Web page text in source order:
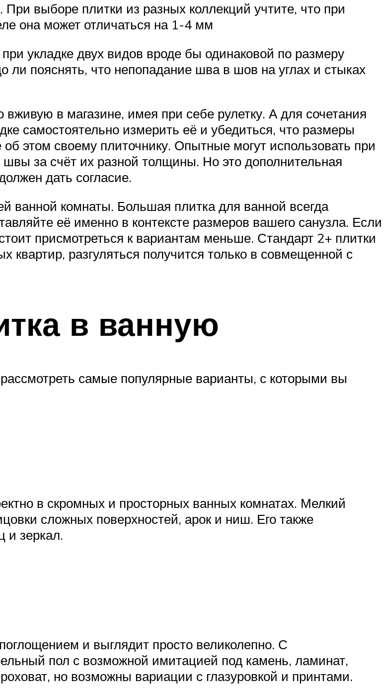
выборе плитки из разных коллекций учтите, что при
она может отличаться на 1-4 мм
укладке двух видов вроде бы одинаковой по размеру
ли пояснять, что непопадание шва в шов на углах и стыках
в магазине, имея при себе рулетку. А для сочетания
самостоятельно измерить её и убедиться, что размеры
этом своему плиточнику. Опытные могут использовать при
швы за счёт их разной толщины. Но это дополнительная
дать согласие.
ванной комнаты. Большая плитка для ванной всегда
её именно в контексте размеров вашего санузла. Если
присмотреться к вариантам меньше. Стандарт 2+ плитки
разгуляться получится только в совмещенной с
в ванную
самые популярные варианты, с которыми вы
в скромных и просторных ванных комнатах. Мелкий
сложных поверхностей, арок и ниш. Его также
и зеркал.
и выглядит просто великолепно. С
пол с возможной имитацией под камень, ламинат,
но возможны вариации с глазуровкой и принтами.